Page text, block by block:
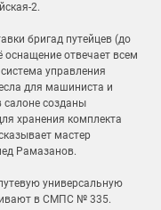
2.
бригад путейцев (до
оснащение отвечает всем
управления
для машиниста и
салоне созданы
хранения комплекта
мастер
Рамазанов.
универсальную
в СМПС № 335.